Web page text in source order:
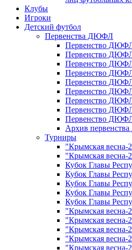
Клубы
Игроки
Детский футбол
Первенства ДЮФЛ
Первенство ДЮФЛ
Первенство
Первенство
Первенство
Первенство
Первенство
Первенство
Первенство
Первенство
Архив
Турниры
"Крымская весна-
"Крымская весна-
Кубок Главы
Кубок Главы
Кубок Главы
Кубок Главы
Кубок Главы
"Крымская весна-
"Крымская весна-
"Крымская весна-
"Крымская весна-
"Крымская весна-